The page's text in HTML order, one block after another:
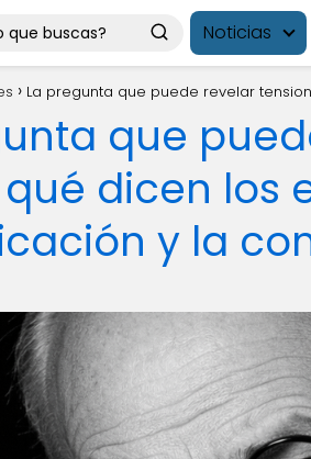
Noticias
La pregunta que puede revelar
que
dicen los
y la